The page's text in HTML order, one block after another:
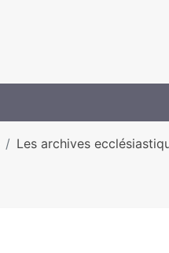
Les archives